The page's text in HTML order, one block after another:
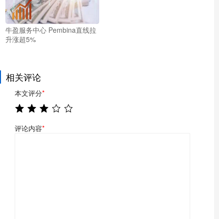
牛盈服务中心 Pembina直线拉
升涨超5%
相关评论
本文评分*
评论内容*